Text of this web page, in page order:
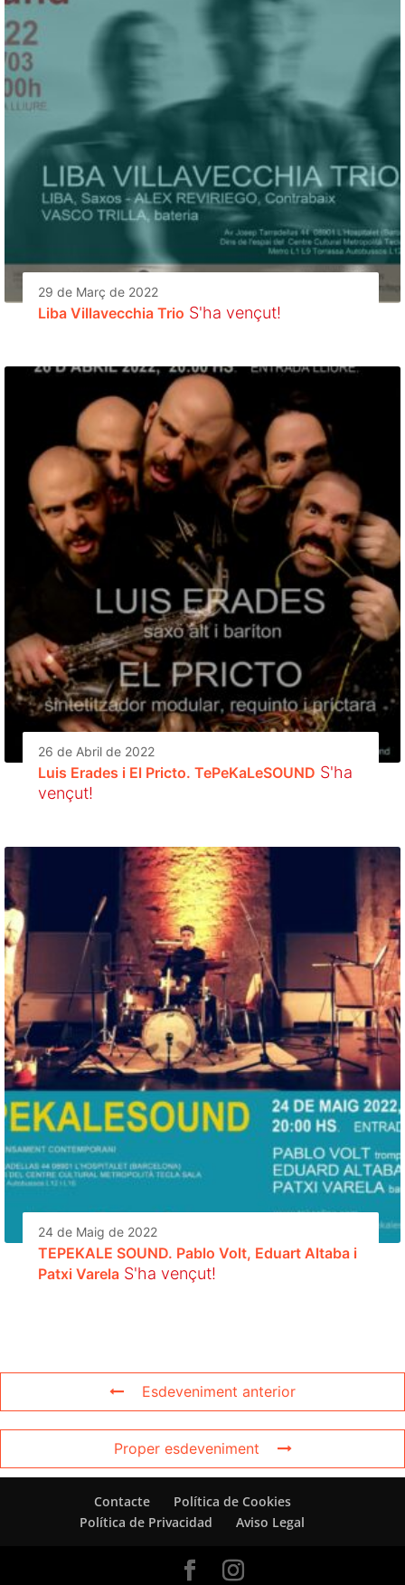
29 de Març de 2022
Liba Villavecchia Trio S'ha vençut!
26 de Abril de 2022
Luis Erades i El Pricto. TePeKaLeSOUND S'ha
vençut!
24 de Maig de 2022
TEPEKALE SOUND. Pablo Volt, Eduart Altaba i
Patxi Varela S'ha vençut!
Esdeveniment anterior
Proper esdeveniment
Contacte
Política de Cookies
Política de Privacidad
Aviso Legal